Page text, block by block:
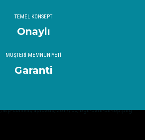
TEMEL KONSEPT
Onaylı
MÜŞTERİ MEMNUNİYETİ
Garanti